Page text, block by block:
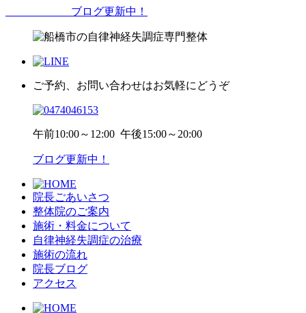
ブログ更新中！
ご予約、お問い合わせはお気軽にどうぞ
午前10:00～12:00 午後15:00～20:00
ブログ更新中！
院長ごあいさつ
整体院のご案内
施術・料金について
自律神経失調症の治療
施術の流れ
院長ブログ
アクセス